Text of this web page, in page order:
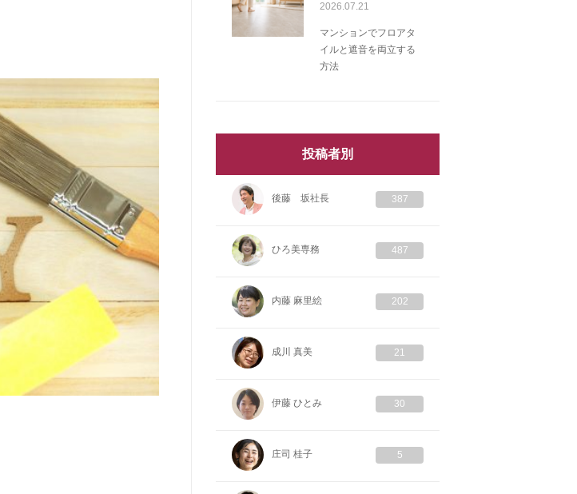
2026.07.21
マンションでフロアタ
イルと遮音を両立する
方法
投稿者別
後藤 坂社長 387
ひろ美専務 487
内藤 麻里絵 202
成川 真美 21
伊藤 ひとみ 30
庄司 桂子 5